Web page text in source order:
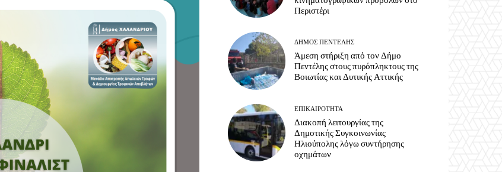
Περιστέρι
ΔΉΜΟΣ ΠΕΝΤΈΛΗΣ
Άμεση στήριξη από τον Δήμο
Πεντέλης στους πυρόπληκτους της
Βοιωτίας και Δυτικής Αττικής
ΕΠΙΚΑΙΡΌΤΗΤΑ
Διακοπή λειτουργίας της
Δημοτικής Συγκοινωνίας
Ηλιούπολης λόγω συντήρησης
οχημάτων